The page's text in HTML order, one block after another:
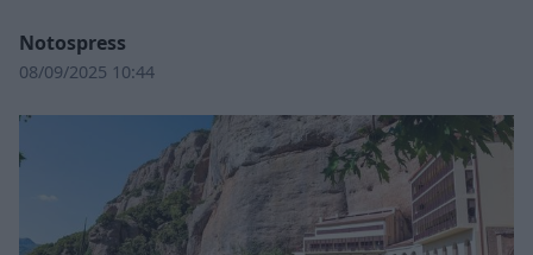
Notospress
08/09/2025 10:44